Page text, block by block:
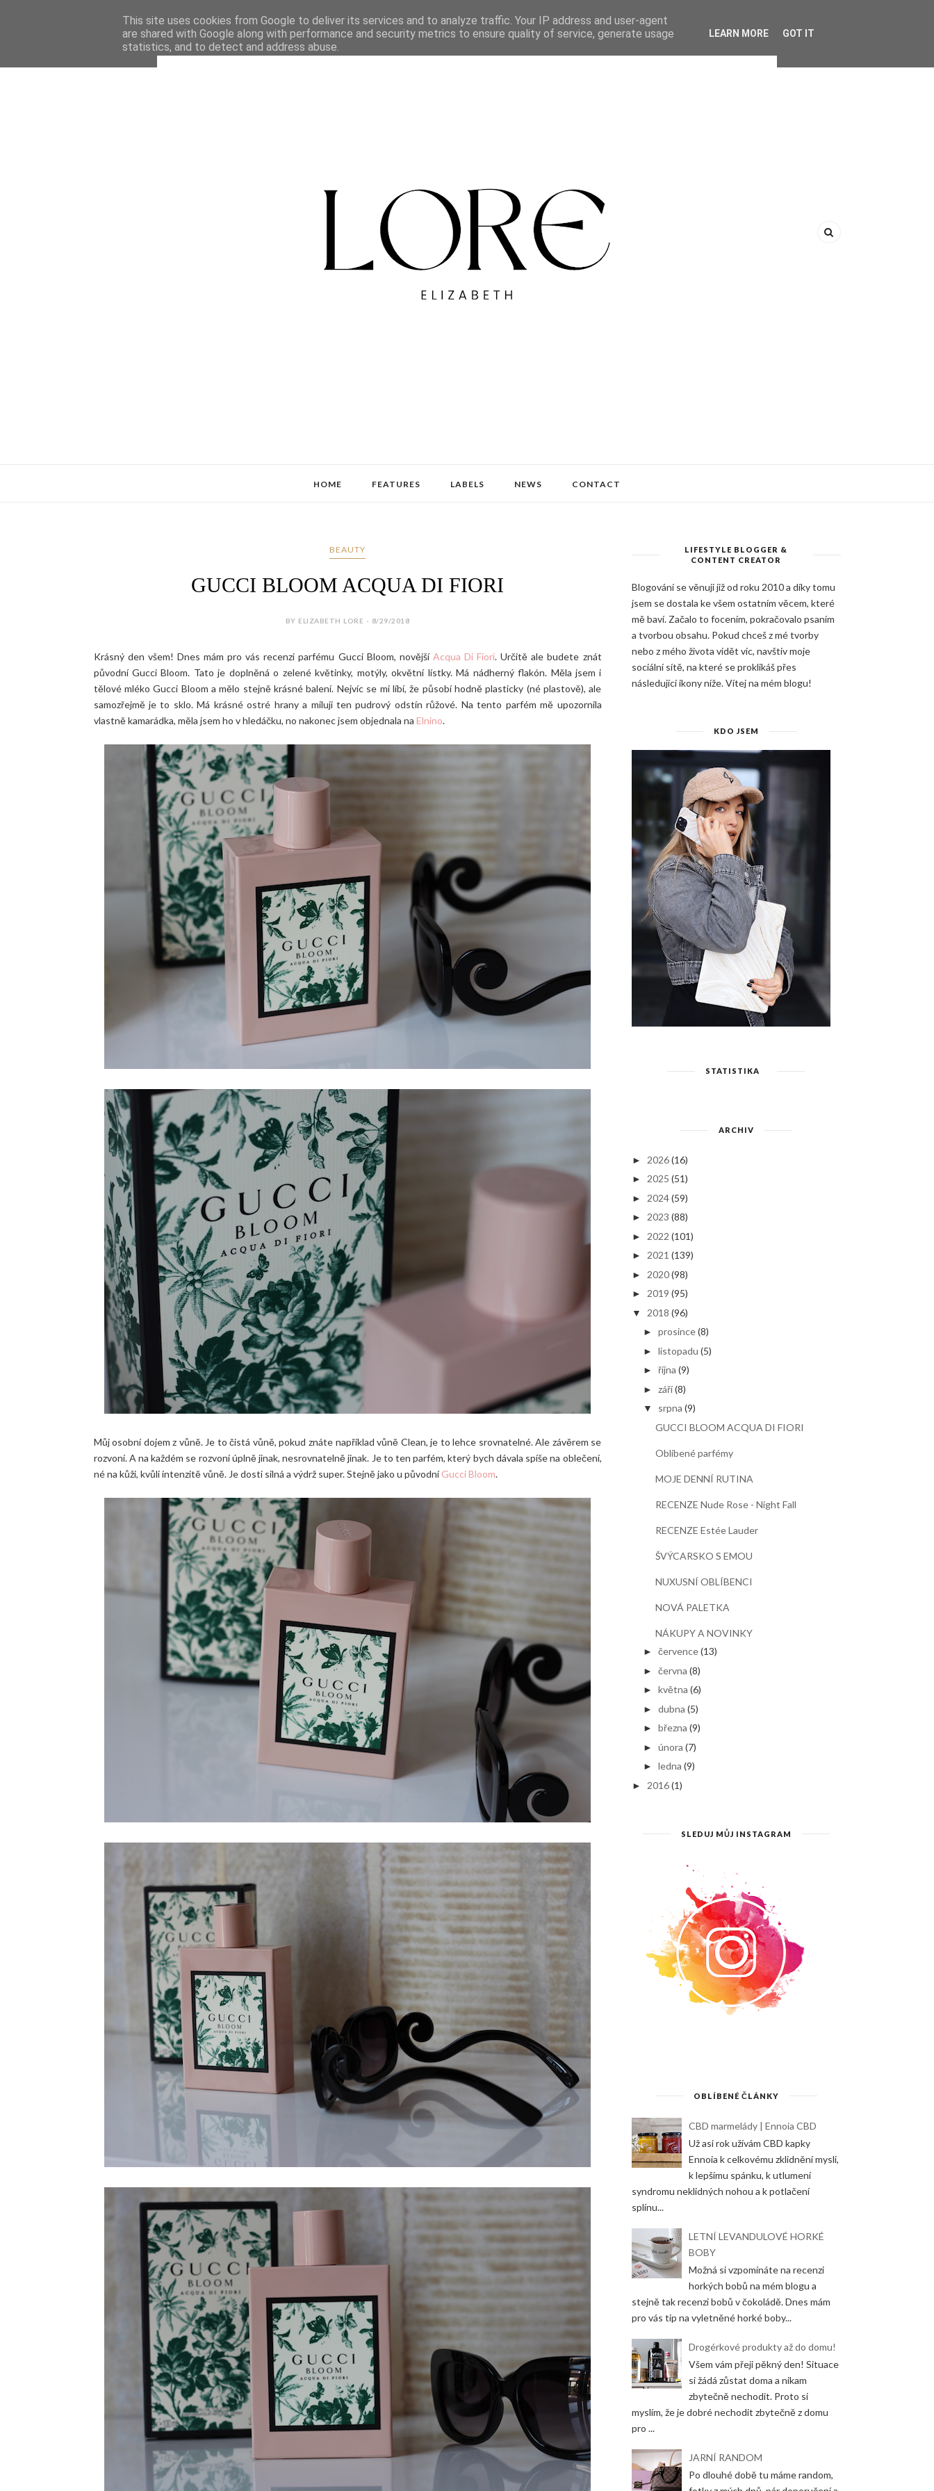
HOME FEATURES LABELS NEWS CONTACT
BEAUTY
GUCCI BLOOM ACQUA DI FIORI
BY ELIZABETH LORE - 8/29/2018
Krásný den všem! Dnes mám pro vás recenzi parfému Gucci Bloom, novější Acqua Di Fiori. Určitě ale budete znát
původní Gucci Bloom. Tato je doplněná o zelené květinky, motýly, okvětní lístky. Má nádherný flakón. Měla jsem i
tělové mléko Gucci Bloom a mělo stejně krásné balení. Nejvíc se mi líbí, že působí hodně plasticky (né plastově), ale
samozřejmě je to sklo. Má krásné ostré hrany a miluji ten pudrový odstín růžové. Na tento parfém mě upozornila
vlastně kamarádka, měla jsem ho v hledáčku, no nakonec jsem objednala na Elnino.
Můj osobní dojem z vůně. Je to čistá vůně, pokud znáte například vůně Clean, je to lehce srovnatelné. Ale závěrem se
rozvoní. A na každém se rozvoní úplně jinak, nesrovnatelně jinak. Je to ten parfém, který bych dávala spíše na oblečení,
né na kůži, kvůli intenzitě vůně. Je dosti silná a výdrž super. Stejně jako u původníGucci Bloom.
LIFESTYLE BLOGGER &
CONTENT CREATOR
Blogování se věnuji již od roku 2010 a díky tomu
jsem se dostala ke všem ostatním věcem, které
mě baví. Začalo to focením, pokračovalo psaním
a tvorbou obsahu. Pokud chceš z mé tvorby
nebo z mého života vidět víc, navštiv moje
sociální sítě, na které se proklikáš přes
následující ikony níže. Vítej na mém blogu!
KDO JSEM
STATISTIKA
ARCHIV
► 2026 (16)
► 2025 (51)
► 2024 (59)
► 2023 (88)
► 2022 (101)
► 2021 (139)
► 2020 (98)
► 2019 (95)
▼ 2018 (96)
►prosince(8)
►listopadu (5)
►října (9)
►září(8)
▼ srpna (9)
GUCCI BLOOM ACQUA DI FIORI
Oblíbené parfémy
MOJE DENNÍ RUTINA
RECENZE Nude Rose - Night Fall
RECENZE Estée Lauder
ŠVÝCARSKO S EMOU
NUXUSNÍ OBLÍBENCI
NOVÁ PALETKA
NÁKUPY A NOVINKY
►července(13)
►června (8)
►května (6)
►dubna (5)
►března (9)
►února (7)
►ledna (9)
► 2016 (1)
SLEDUJ MŮJ INSTAGRAM
OBLÍBENÉ ČLÁNKY
CBD marmelády | Ennoia CBD
Už asi rok užívám CBD kapky
Ennoia k celkovému zklidnění mysli,
k lepšímu spánku, k utlumení
syndromu neklidných nohou a k potlačení
splínu...
LETNÍ LEVANDULOVÉ HORKÉ
BOBY
Možná si vzpomínáte na recenzi
horkých bobů na mém blogu a
stejně tak recenzi bobů v čokoládě. Dnes mám
pro vás tip na vyletněné horké boby...
Drogérkové produkty až do domu!
Všem vám přeji pěkný den! Situace
si žádá zůstat doma a nikam
zbytečně nechodit. Proto si
myslím, že je dobré nechodit zbytečně z domu
pro ...
JARNÍ RANDOM
Po dlouhé době tu máme random,
This site uses cookies from Google to deliver its services and to analyze traffic. Your IP address and user-agent
are shared with Google along with performance and security metrics to ensure quality of service, generate usage
statistics, and to detect and address abuse.
LEARN MORE GOT IT